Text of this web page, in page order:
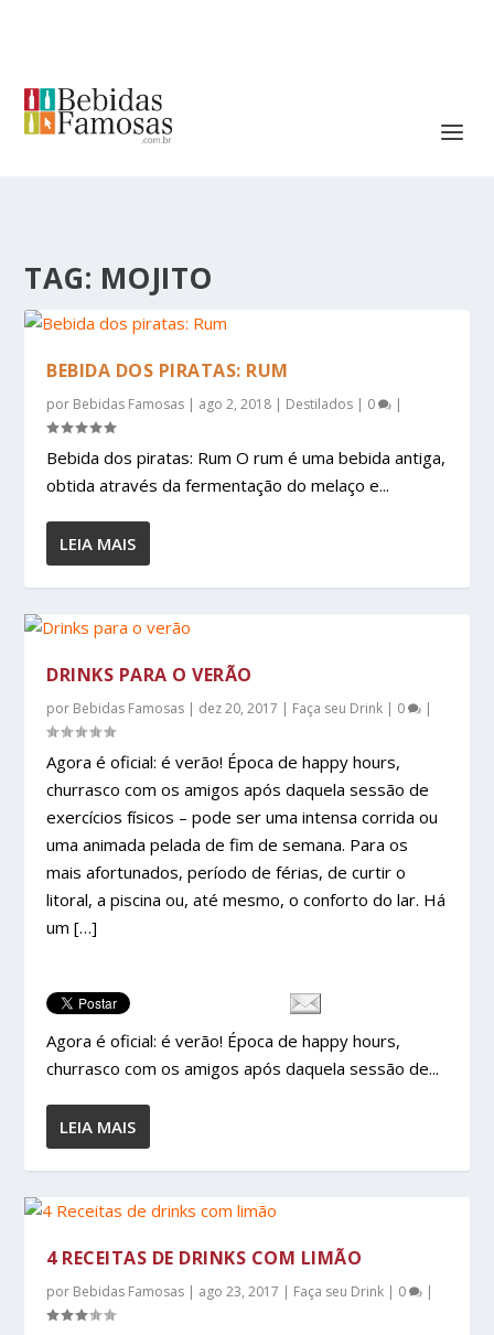
TAG: MOJITO
BEBIDA DOS PIRATAS: RUM
por Bebidas Famosas | ago 2, 2018 | Destilados | 0 |
Bebida dos piratas: Rum O rum é uma bebida antiga,
obtida através da fermentação do melaço e...
LEIA MAIS
DRINKS PARA O VERÃO
por Bebidas Famosas | dez 20, 2017 | Faça seu Drink | 0 |
Agora é oficial: é verão! Época de happy hours,
churrasco com os amigos após daquela sessão de
exercícios físicos – pode ser uma intensa corrida ou
uma animada pelada de fim de semana. Para os
mais afortunados, período de férias, de curtir o
litoral, a piscina ou, até mesmo, o conforto do lar. Há
um […]
Agora é oficial: é verão! Época de happy hours,
churrasco com os amigos após daquela sessão de...
LEIA MAIS
4 RECEITAS DE DRINKS COM LIMÃO
por Bebidas Famosas | ago 23, 2017 | Faça seu Drink | 0 |